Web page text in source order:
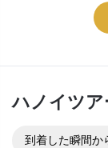
ハノイツア
到着した瞬間か